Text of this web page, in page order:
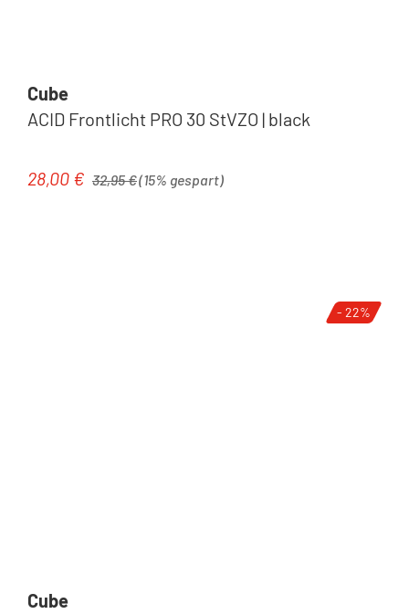
Cube
ACID Frontlicht PRO 30 StVZO | black
Verkaufspreis:
28,00 € 32,95 €(15% gespart)
- 22%
Cube